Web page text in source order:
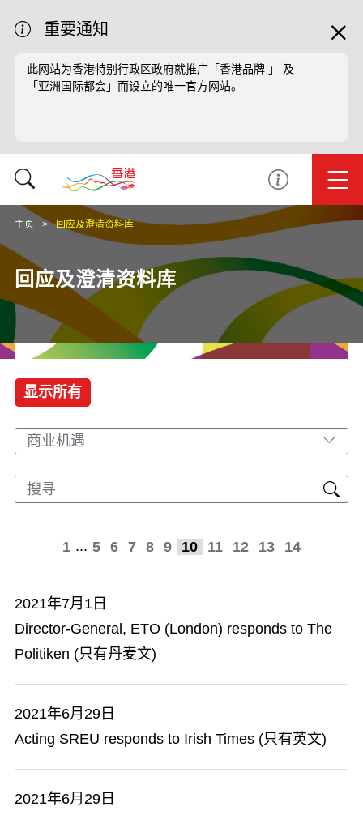
重要通知
此网站为香港特别行政区政府就推广「香港品牌 」 及
「亚洲国际都会」而设立的唯一官方网站。
主页 回应及澄清资料库
回应及澄清资料库
显示所有
商业机遇
1 ... 5 6 7 8 9 10 11 12 13 14
2021年7月1日
Director-General, ETO (London) responds to The
Politiken (只有丹麦文)
2021年6月29日
Acting SREU responds to Irish Times (只有英文)
2021年6月29日